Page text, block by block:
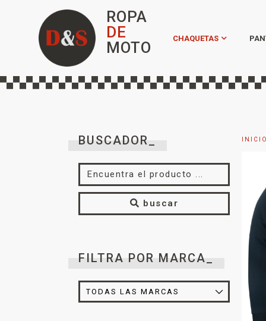
ROPA
DE
MOTO
CHAQUETAS
BUSCADOR_
buscar
FILTRA POR MARCA_
INICIO